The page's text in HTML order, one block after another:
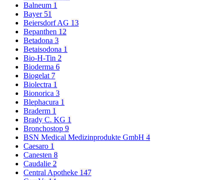
Balneum 1
Bayer 51
Beiersdorf AG 13
Bepanthen 12
Betadona 3
Betaisodona 1
Bio-H-Tin 2
Bioderma 6
Biogelat 7
Biolectra 1
Bionorica 3
Blephacura 1
Braderm 1
Brady C. KG 1
Bronchostop 9
BSN Medical Medizinprodukte GmbH 4
Caesaro 1
Canesten 8
Caudalie 2
Central Apotheke 147